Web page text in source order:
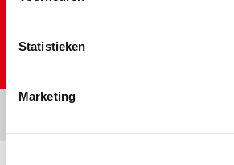
Statistieken
Marketing
Prijs- en tekstwijzigingen onder voorbehoud.